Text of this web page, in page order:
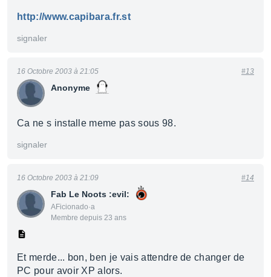
http://www.capibara.fr.st
signaler
Anonyme
16 Octobre 2003 à 21:05 #13
Ca ne s installe meme pas sous 98.
signaler
Fab Le Noots :evil:
AFicionado·a
Membre depuis 23 ans
16 Octobre 2003 à 21:09 #14
Et merde... bon, ben je vais attendre de changer de
PC pour avoir XP alors.